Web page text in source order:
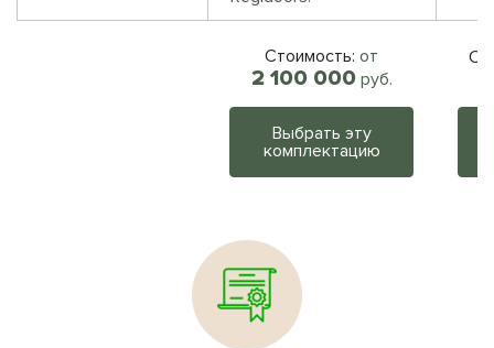
Стоимость: от
2 100 000руб.
Выбрать эту
комплектацию